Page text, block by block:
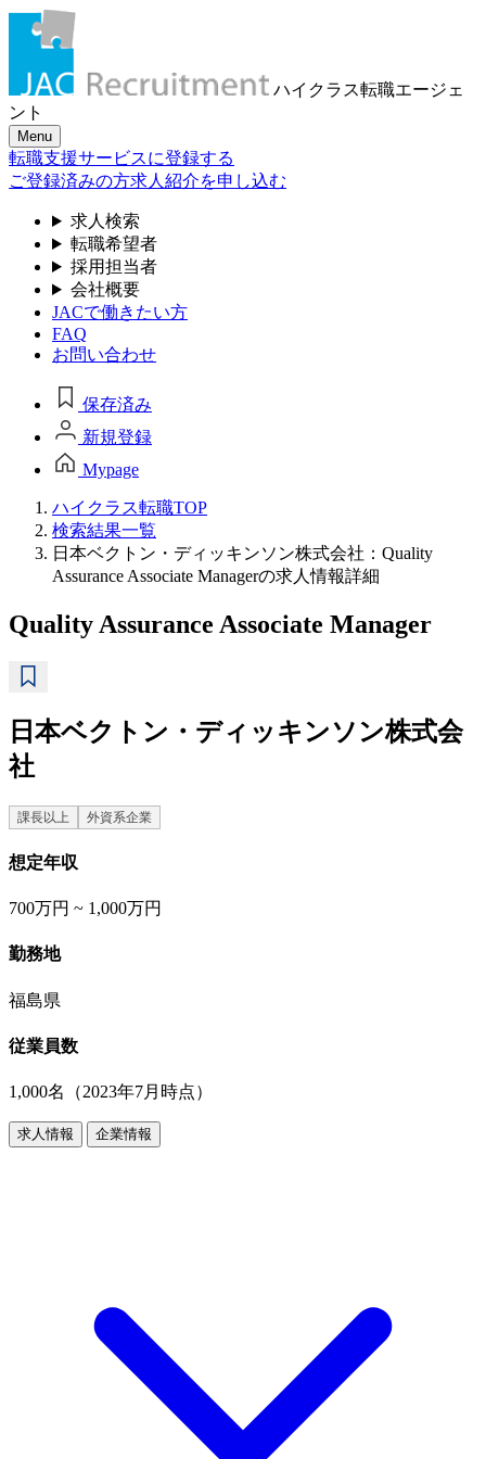
ハイクラス転職エージェ
ント
Menu
転職支援サービスに登録する
ご登録済みの方求人紹介を申し込む
求人検索
転職希望者
採用担当者
会社概要
JACで働きたい方
FAQ
お問い合わせ
保存済み
新規登録
Mypage
ハイクラス転職TOP
検索結果一覧
日本ベクトン・ディッキンソン株式会社：Quality
Assurance Associate Managerの求人情報詳細
Quality Assurance Associate Manager
日本ベクトン・ディッキンソン株式会
社
課長以上 外資系企業
想定年収
700万円 ~ 1,000万円
勤務地
福島県
従業員数
1,000名（2023年7月時点）
求人情報 企業情報